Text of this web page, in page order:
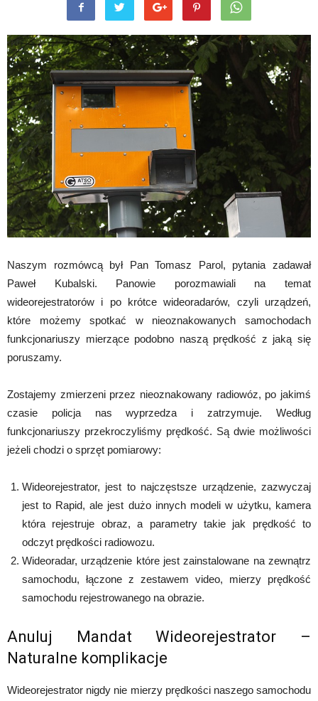
Naszym rozmówcą był Pan Tomasz Parol, pytania zadawał
Paweł Kubalski. Panowie porozmawiali na temat
wideorejestratorów i po krótce wideoradarów, czyli urządzeń,
które możemy spotkać w nieoznakowanych samochodach
funkcjonariuszy mierzące podobno naszą prędkość z jaką się
poruszamy.
Zostajemy zmierzeni przez nieoznakowany radiowóz, po jakimś
czasie policja nas wyprzedza i zatrzymuje. Według
funkcjonariuszy przekroczyliśmy prędkość. Są dwie możliwości
jeżeli chodzi o sprzęt pomiarowy:
Wideorejestrator, jest to najczęstsze urządzenie, zazwyczaj
jest to Rapid, ale jest dużo innych modeli w użytku, kamera
która rejestruje obraz, a parametry takie jak prędkość to
odczyt prędkości radiowozu.
Wideoradar, urządzenie które jest zainstalowane na zewnątrz
samochodu, łączone z zestawem video, mierzy prędkość
samochodu rejestrowanego na obrazie.
Anuluj Mandat Wideorejestrator –
Naturalne komplikacje
Wideorejestrator nigdy nie mierzy prędkości naszego samochodu